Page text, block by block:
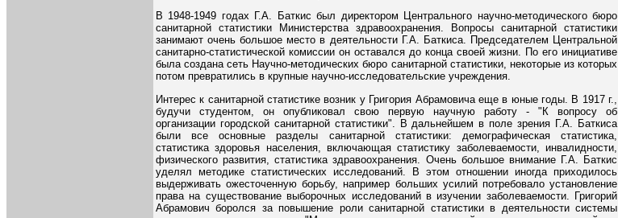
В 1948-1949 годах Г.А. Баткис был директором Центрального научно-методического бюро
санитарной статистики Министерства здравоохранения. Вопросы санитарной статистики
занимают очень большое место в деятельности Г.А. Баткиса. Председателем Центральной
санитарно-статистической комиссии он оставался до конца своей жизни. По его инициативе
была создана сеть Научно-методических бюро санитарной статистики, некоторые из которых
потом превратились в крупные научно-исследовательские учреждения.
Интерес к санитарной статистике возник у Григория Абрамовича еще в юные годы. В 1917 г.,
будучи студентом, он опубликовал свою первую научную работу - "К вопросу об
организации городской санитарной статистики". В дальнейшем в поле зрения Г.А. Баткиса
были все основные разделы санитарной статистики: демографическая статистика,
статистика здоровья населения, включающая статистику заболеваемости, инвалидности,
физического развития, статистика здравоохранения. Очень большое внимание Г.А. Баткис
уделял методике статистических исследований. В этом отношении иногда приходилось
выдерживать ожесточенную борьбу, например больших усилий потребовало установление
права на существование выборочных исследований в изучении заболеваемости. Григорий
Абрамович боролся за повышение роли санитарной статистики в деятельности системы